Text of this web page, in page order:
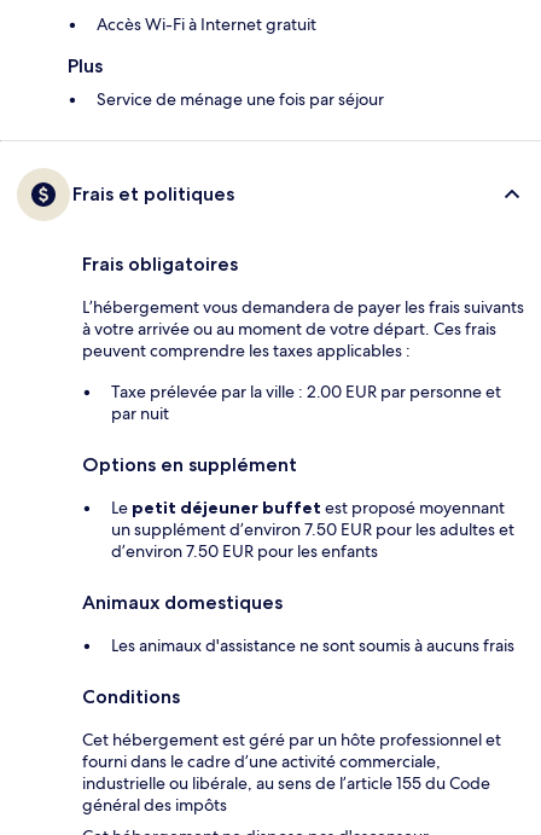
Accès Wi-Fi à Internet gratuit
Plus
Service de ménage une fois par séjour
Frais et politiques
Frais obligatoires
L’hébergement vous demandera de payer les frais suivants
à votre arrivée ou au moment de votre départ. Ces frais
peuvent comprendre les taxes applicables :
Taxe prélevée par la ville : 2.00 EUR par personne et
par nuit
Options en supplément
Le petit déjeuner buffet est proposé moyennant
un supplément d’environ 7.50 EUR pour les adultes et
d’environ 7.50 EUR pour les enfants
Animaux domestiques
Les animaux d'assistance ne sont soumis à aucuns frais
Conditions
Cet hébergement est géré par un hôte professionnel et
fourni dans le cadre d’une activité commerciale,
industrielle ou libérale, au sens de l’article 155 du Code
général des impôts